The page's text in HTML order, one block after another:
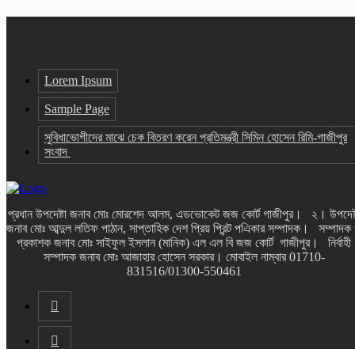
Lorem Ipsum
Sample Page
সুবিধাভোগীদের মাঝে চেক বিতরণ করেন প্রতিমন্ত্রী সিমিন হোসেন রিমি-গাজীপুর
সংবাদ
প্রধান উপদেষ্টা জনাব মোঃ মোরশেদ আলম, এডভোকেট জজ কোর্ট গাজীপুর। ২।
জনাব মোঃ আব্দুল লতিফ পাঠান, সাপ্তাহিক দেশ প্রিয় প্রিন্ট পএিকার সম্পাদক।
প্রকাশক জনাব মোঃ সাইফুল ইসলান (মানিক) এল এল বি জজ কোর্ট গাজীপুর। নির্বাহী
সম্পাদক জনাব মোঃ আজাহার হোসেন সরকার। মোবাইল নাম্বার 01710-
831516/01300-550461